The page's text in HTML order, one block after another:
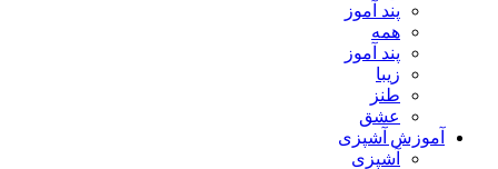
پند آموز
همه
پند آموز
زیبا
طنز
عشق
آموزش آشپزی
آشپزی